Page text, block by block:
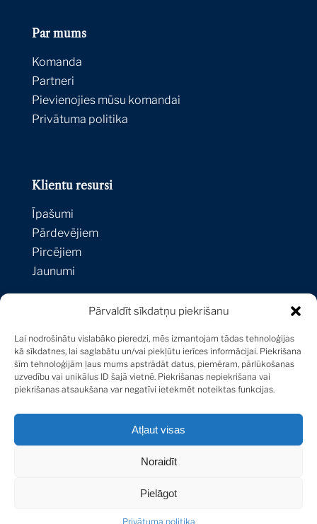
Pārvaldīt sīkdatņu piekrišanu
Lai nodrošinātu vislabāko pieredzi, mēs izmantojam tādas tehnoloģijas
kā sīkdatnes, lai saglabātu un/vai piekļūtu ierīces informācijai. Piekrišana
šīm tehnoloģijām ļaus mums apstrādāt datus, piemēram, pārlūkošanas
uzvedību vai unikālus ID šajā vietnē. Piekrišanas nepiekrišana vai
piekrišanas atsaukšana var negatīvi ietekmēt noteiktas funkcijas.
Atļaut visas
Noraidīt
Pielāgot
Privātuma politika
Par mums
Komanda
Partneri
Pievienojies mūsu komandai
Privātuma politika
Klientu resursi
Īpašumi
Pārdevējiem
Pircējiem
Jaunumi
Strēlnieku iela 1A-1,
Riga, LV-1010, Latvija
+371 29 171 747
trademark licensed to Sotheby’s International Realty
Operated.